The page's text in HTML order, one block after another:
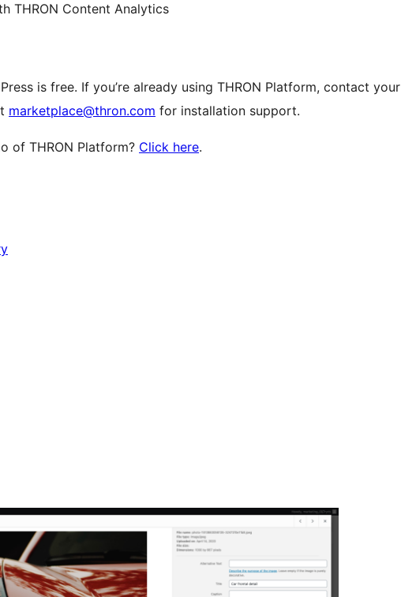
THRON Content Analytics
is free. If you’re already using THRON Platform, contact your
marketplace@thron.com for installation support.
of THRON Platform? Click here.